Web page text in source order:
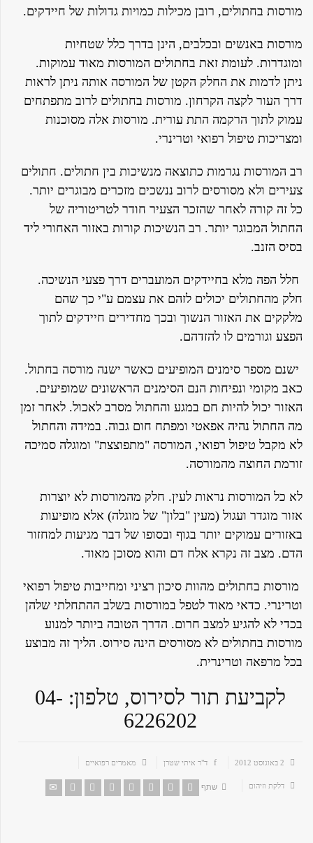
מורסות בחתולים, רובן מכילות כמויות גדולות של חיידקים.
מורסות באנשים ובכלבים, הינן בדרך כלל שטחיות
ומוגדרות. לעומת זאת בחתולים המורסות מאוד עמוקות.
ניתן לדמות את החלק הקטן של המורסה אותה ניתן לראות
דרך העור לקצה הקרחון. מורסות בחתולים לרוב מתפתחים
עמוק לתוך הרקמה התת עורית. מורסות אלה מסוכנות
ומצריכות טיפול רפואי וטרינרי.
רב המורסות נגרמות כתוצאה מנשיכות בין חתולים. חתולים
צעירים ולא מסורסים לרוב ננשכים מזכרים מבוגרים יותר.
כל זה קורה לאחר שהזכר הצעיר חודר לטריטוריה של
החתול המבוגר יותר. רב הנשיכות קורות באזור האחורי ליד
בסיס הזנב.
חלל הפה מלא בחיידקים המועברים דרך פצעי הנשיכה.
חלק מהחתולים יכולים לזהם את עצמם ע"י כך שהם
מלקקים את האזור הנשוך ובכך מחדירים חיידקים לתוך
הפצע וגורמים לו להזדהם.
ישנם מספר סימנים המופיעים כאשר ישנה מורסה בחתול.
כאב מקומי ונפיחות הנם הסימנים הראשונים שמופיעים.
האזור יכול להיות חם במגע והחתול מסרב לאכול. לאחר זמן
מה החתול נהיה אפאטי ומפתח חום גבוה. במידה והחתול
לא מקבל טיפול רפואי, המורסה "מתפוצצת" ומוגלה סמיכה
זורמת החוצה מהמורסה.
לא כל המורסות נראות לעין. חלק מהמורסות לא יוצרות
אזור מוגדר ועגול (מעין "בלון" של מוגלה) אלא מופיעות
באזורים עמוקים יותר בגוף ובסופו של דבר מגיעות למחזור
הדם. מצב זה נקרא אלח דם והוא מסוכן מאוד.
מורסות בחתולים מהוות סיכון רציני ומחייבות טיפול רפואי
וטרינרי. כדאי מאוד לטפל במורסות בשלב ההתחלתי שלהן
בכדי לא להגיע למצב חרום. הדרך הטובה ביותר למנוע
מורסות בחתולים לא מסורסים הינה סירוס. הליך זה מבוצע
בכל מרפאה וטרינרית.
לקביעת תור לסירוס, טלפון: 04-
6226202
2 באוגוסט 2012 ד"ר איתי שטרן מאמרים רפואיים
דלקת וזיהום שתף